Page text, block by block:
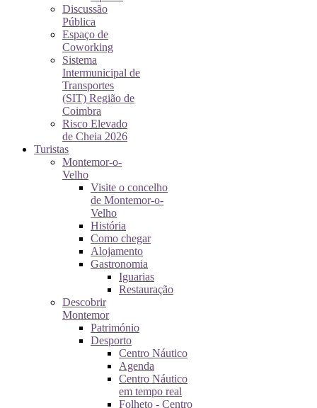
Discussão
Pública
Espaço de
Coworking
Sistema
Intermunicipal de
Transportes
(SIT) Região de
Coimbra
Risco Elevado
de Cheia 2026
Turistas
Montemor-o-
Velho
Visite o concelho
de Montemor-o-
Velho
História
Como chegar
Alojamento
Gastronomia
Iguarias
Restauração
Descobrir
Montemor
Património
Desporto
Centro Náutico
Agenda
Centro Náutico
em tempo real
Folheto - Centro